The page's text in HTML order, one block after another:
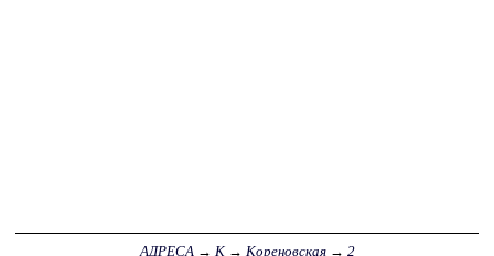
АДРЕСА→ К→ Кореновская→ 2